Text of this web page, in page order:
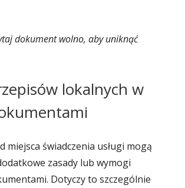
dokument wolno, aby uniknąć
lokalnych w
miejsca świadczenia usługi mogą
zasady lub wymogi
Dotyczy to szczególnie